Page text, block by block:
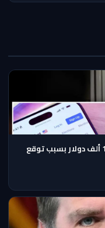
مراهن يقاضي «بوليماركت» مطالبًا بـ170 ألف دولار بسبب توقع